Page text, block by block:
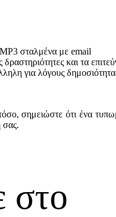
σταλμένα με email
και τα
για λόγους
σημειώστε ότι ένα
σας.
στο